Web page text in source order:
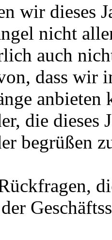
wir dieses
nicht
auch
dass wir
anbieten
die dieses
begrüßen